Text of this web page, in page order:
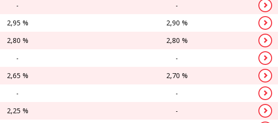
-
-
2,95 %
2,90 %
2,80 %
2,80 %
-
-
2,65 %
2,70 %
-
-
2,25 %
-